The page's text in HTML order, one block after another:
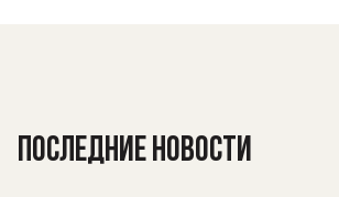
ПОСЛЕДНИЕ НОВОСТИ